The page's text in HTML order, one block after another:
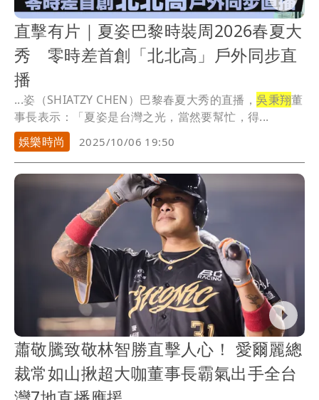
直擊有片｜夏姿巴黎時裝周2026春夏大
秀 零時差首創「北北高」戶外同步直
播
...姿（SHIATZY CHEN）巴黎春夏大秀的直播，吳秉翔董
事長表示：「夏姿是台灣之光，當然要幫忙，得...
娛樂時尚
2025/10/06 19:50
蕭敬騰致敬林智勝直擊人心！ 愛爾麗總
裁常如山揪超大咖董事長霸氣出手全台